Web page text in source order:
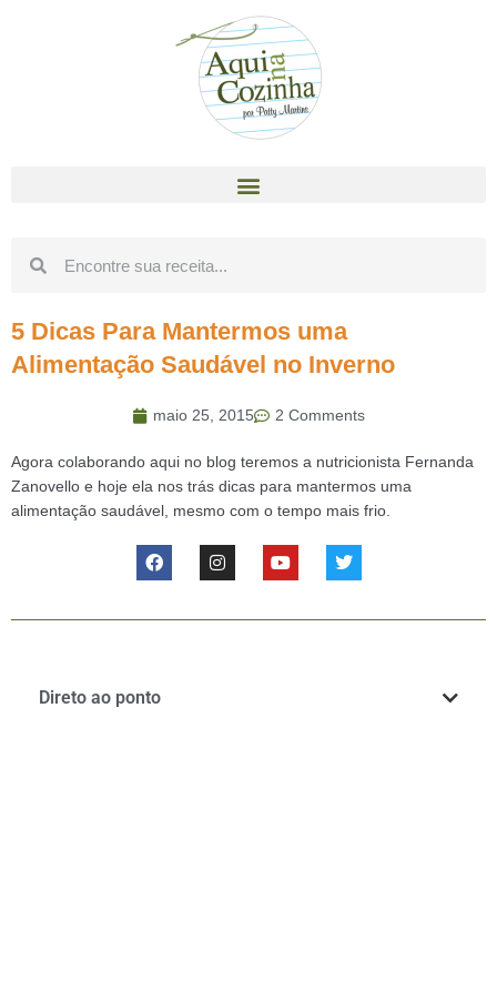
5 Dicas Para Mantermos uma
Alimentação Saudável no Inverno
maio 25, 2015 2 Comments
Agora colaborando aqui no blog teremos a nutricionista Fernanda
Zanovello e hoje ela nos trás dicas para mantermos uma
alimentação saudável, mesmo com o tempo mais frio.
Direto ao ponto